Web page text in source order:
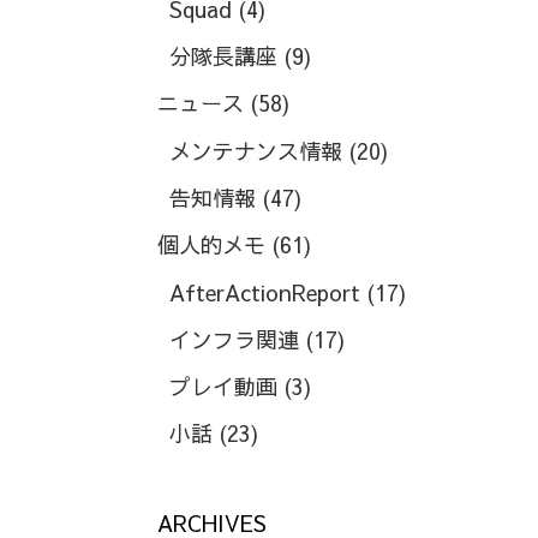
Squad (4)
分隊長講座 (9)
ニュース (58)
メンテナンス情報 (20)
告知情報 (47)
個人的メモ (61)
AfterActionReport (17)
インフラ関連 (17)
プレイ動画 (3)
小話 (23)
ARCHIVES